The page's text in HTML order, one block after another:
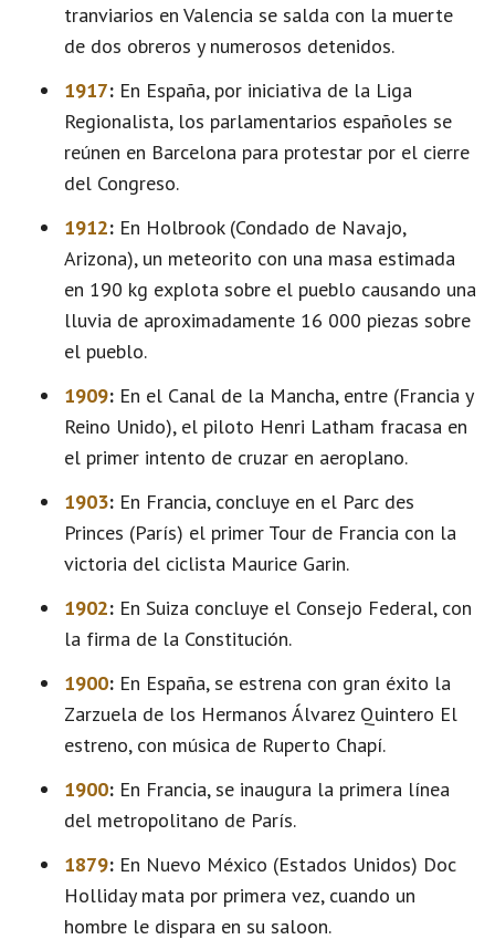
tranviarios en Valencia se salda con la muerte
de dos obreros y numerosos detenidos.
1917: En España, por iniciativa de la Liga
Regionalista, los parlamentarios españoles se
reúnen en Barcelona para protestar por el cierre
del Congreso.
1912: En Holbrook (Condado de Navajo,
Arizona), un meteorito con una masa estimada
en 190 kg explota sobre el pueblo causando una
lluvia de aproximadamente 16 000 piezas sobre
el pueblo.
1909: En el Canal de la Mancha, entre (Francia y
Reino Unido), el piloto Henri Latham fracasa en
el primer intento de cruzar en aeroplano.
1903: En Francia, concluye en el Parc des
Princes (París) el primer Tour de Francia con la
victoria del ciclista Maurice Garin.
1902: En Suiza concluye el Consejo Federal, con
la firma de la Constitución.
1900: En España, se estrena con gran éxito la
Zarzuela de los Hermanos Álvarez Quintero El
estreno, con música de Ruperto Chapí.
1900: En Francia, se inaugura la primera línea
del metropolitano de París.
1879: En Nuevo México (Estados Unidos) Doc
Holliday mata por primera vez, cuando un
hombre le dispara en su saloon.